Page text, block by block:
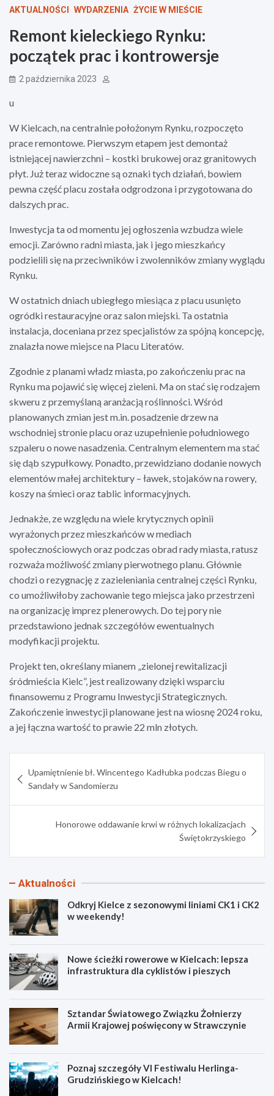
AKTUALNOŚCI WYDARZENIA ŻYCIE W MIEŚCIE
Remont kieleckiego Rynku:
początek prac i kontrowersje
2 października 2023
u
W Kielcach, na centralnie położonym Rynku, rozpoczęto
prace remontowe. Pierwszym etapem jest demontaż
istniejącej nawierzchni – kostki brukowej oraz granitowych
płyt. Już teraz widoczne są oznaki tych działań, bowiem
pewna część placu została odgrodzona i przygotowana do
dalszych prac.
Inwestycja ta od momentu jej ogłoszenia wzbudza wiele
emocji. Zarówno radni miasta, jak i jego mieszkańcy
podzielili się na przeciwników i zwolenników zmiany wyglądu
Rynku.
W ostatnich dniach ubiegłego miesiąca z placu usunięto
ogródki restauracyjne oraz salon miejski. Ta ostatnia
instalacja, doceniana przez specjalistów za spójną koncepcję,
znalazła nowe miejsce na Placu Literatów.
Zgodnie z planami władz miasta, po zakończeniu prac na
Rynku ma pojawić się więcej zieleni. Ma on stać się rodzajem
skweru z przemyślaną aranżacją roślinności. Wśród
planowanych zmian jest m.in. posadzenie drzew na
wschodniej stronie placu oraz uzupełnienie południowego
szpaleru o nowe nasadzenia. Centralnym elementem ma stać
się dąb szypułkowy. Ponadto, przewidziano dodanie nowych
elementów małej architektury – ławek, stojaków na rowery,
koszy na śmieci oraz tablic informacyjnych.
Jednakże, ze względu na wiele krytycznych opinii
wyrażonych przez mieszkańców w mediach
społecznościowych oraz podczas obrad rady miasta, ratusz
rozważa możliwość zmiany pierwotnego planu. Głównie
chodzi o rezygnację z zazieleniania centralnej części Rynku,
co umożliwiłoby zachowanie tego miejsca jako przestrzeni
na organizację imprez plenerowych. Do tej pory nie
przedstawiono jednak szczegółów ewentualnych
modyfikacji projektu.
Projekt ten, określany mianem „zielonej rewitalizacji
śródmieścia Kielc”, jest realizowany dzięki wsparciu
finansowemu z Programu Inwestycji Strategicznych.
Zakończenie inwestycji planowane jest na wiosnę 2024 roku,
a jej łączna wartość to prawie 22 mln złotych.
wpisu
Upamiętnienie bł. Wincentego Kadłubka podczas Biegu o
Sandały w Sandomierzu
Honorowe oddawanie krwi w różnych lokalizacjach
Świętokrzyskiego
Aktualności
Odkryj Kielce z sezonowymi liniami CK1 i CK2
w weekendy!
Nowe ścieżki rowerowe w Kielcach: lepsza
infrastruktura dla cyklistów i pieszych
Sztandar Światowego Związku Żołnierzy
Armii Krajowej poświęcony w Strawczynie
Poznaj szczegóły VI Festiwalu Herlinga-
Grudzińskiego w Kielcach!